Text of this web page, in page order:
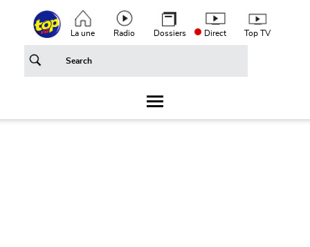
Aller au contenu principalTop header menu
La une Radio Dossiers Direct Top TV